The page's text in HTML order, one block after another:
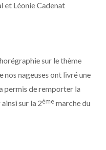
et Léonie Cadenat
sur le thème
nos nageuses ont livré une
permis de remporter la
sur la 2èmemarche du